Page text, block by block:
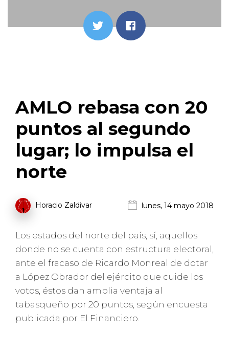
AMLO rebasa con 20
puntos al segundo
lugar; lo impulsa el
norte
Horacio Zaldivar lunes, 14 mayo 2018
Los estados del norte del país, sí, aquellos
donde no se cuenta con estructura electoral,
ante el fracaso de Ricardo Monreal de dotar
a López Obrador del ejército que cuide los
votos, éstos dan amplia ventaja al
tabasqueño por 20 puntos, según encuesta
publicada por El Financiero.